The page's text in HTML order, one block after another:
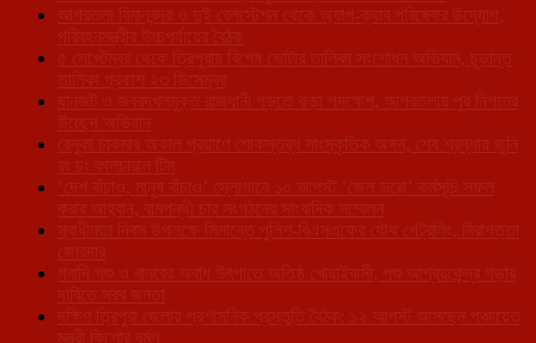
আগরতলা বিমানবন্দর ও দুই রেলস্টেশন থেকে অ্যাপ-ক্যাব পরিষেবার উদ্যোগ,
পরিবহনমন্ত্রীর উচ্চপর্যায়ের বৈঠক
৫ সেপ্টেম্বর থেকে ত্রিপুরায় বিশেষ ভোটার তালিকা সংশোধন অভিযান, চূড়ান্ত
তালিকা প্রকাশ ২৩ ডিসেম্বর
যানজট ও জবরদখলমুক্ত রাজধানী গড়তে কড়া পদক্ষেপ, আগরতলায় পুর নিগমের
উচ্ছেদ অভিযান
রেনুকা চাকমার অকাল প্রয়াণে শোকস্তব্ধ সাংস্কৃতিক অঙ্গন, শেষ শ্রদ্ধায় জুনি
রং ঢং কালচারাল টিম
‘দেশ বাঁচাও, মানুষ বাঁচাও’ স্লোগানে ১০ আগস্ট ‘জেল ভরো’ কর্মসূচি সফল
করার আহ্বান, বামপন্থী চার সংগঠনের সাংবাদিক সম্মেলন
স্বাধীনতা দিবস উপলক্ষে সিমান্তে পুলিশ-বিএসএফের যৌথ পেট্রলিং, নিরাপত্তা
জোরদার
গবাদি পশু ও বানরের অবাধ উৎপাতে অতিষ্ঠ খোয়াইবাসী, পশু আশ্রয়কেন্দ্র গড়ার
দাবিতে সরব জনতা
দক্ষিণ ত্রিপুরা জেলায় প্রশাসনিক প্রস্তুতি বৈঠক: ১২ আগস্ট আসছেন পঞ্চায়েত
মন্ত্রী কিশোর বর্মণ